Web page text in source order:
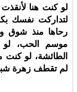
لو كنت هنا
لتداركت نفسك
رحاها منذ شوق
موسم الحب، لو
الطائشة، لو كنت
لم تقطف زهرة